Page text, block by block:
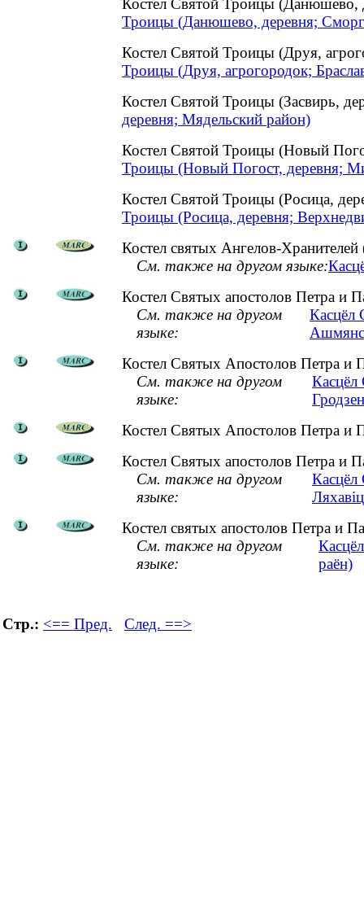
Костел Святой Троицы
Троицы (Данюшево, деревня;
Костел Святой Троицы (Друя,
Троицы (Друя, агрогородок;
Костел Святой Троицы (Засвирь,
деревня; Мядельский район)
Костел Святой Троицы (Новый
Троицы (Новый Погост, деревня;
Костел Святой Троицы (Росица,
Троицы (Росица, деревня;
Костел святых Ангелов-
См. также на другом языке:
Костел Святых апостолов Петра и
См. также на другом
языке:
Касцёл
Костел Святых Апостолов Петра и
См. также на другом
языке:
Касцёл
Костел Святых Апостолов Петра и
Костел Святых апостолов Петра и
См. также на другом
языке:
Касцёл
Костел святых апостолов Петра и
См. также на другом
языке:
раён)
Стр.: <== Пред. След. ==>